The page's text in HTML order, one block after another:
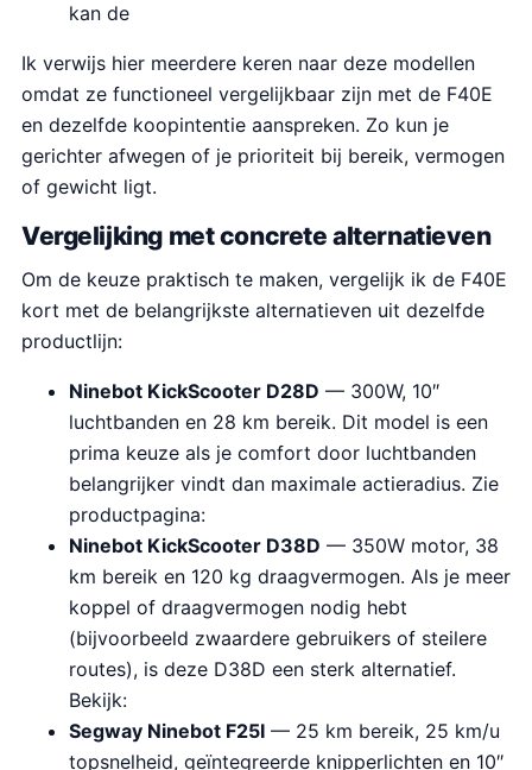
kan de
Ik verwijs hier meerdere keren naar deze modellen
omdat ze functioneel vergelijkbaar zijn met de F40E
en dezelfde koopintentie aanspreken. Zo kun je
gerichter afwegen of je prioriteit bij bereik, vermogen
of gewicht ligt.
Vergelijking met concrete alternatieven
Om de keuze praktisch te maken, vergelijk ik de F40E
kort met de belangrijkste alternatieven uit dezelfde
productlijn:
Ninebot KickScooter D28D — 300W, 10″
luchtbanden en 28 km bereik. Dit model is een
prima keuze als je comfort door luchtbanden
belangrijker vindt dan maximale actieradius. Zie
productpagina:
Ninebot KickScooter D38D — 350W motor, 38
km bereik en 120 kg draagvermogen. Als je meer
koppel of draagvermogen nodig hebt
(bijvoorbeeld zwaardere gebruikers of steilere
routes), is deze D38D een sterk alternatief.
Bekijk:
Segway Ninebot F25I — 25 km bereik, 25 km/u
topsnelheid, geïntegreerde knipperlichten en 10″